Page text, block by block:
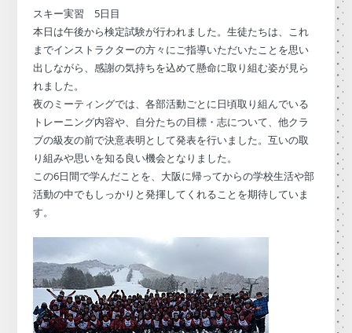
スキー実習 5日目
本日は午後から検定試験が行われました。生徒たちは、これ
までインストラクターの方々にご指導いただいたことを思い
出しながら、感謝の気持ちを込めて懸命に取り組む姿が見ら
れました。
夜のミーティングでは、各部活動ごとに日頃取り組んでいる
トレーニング内容や、自分たちの目標・志について、他クラ
ブの級友の前で決意表明として発表を行いました。互いの取
り組みや思いを知る良い機会となりました。
この6日間で学んだことを、大阪に帰ってからの学校生活や部
活動の中でもしっかりと発揮してくれることを期待していま
す。